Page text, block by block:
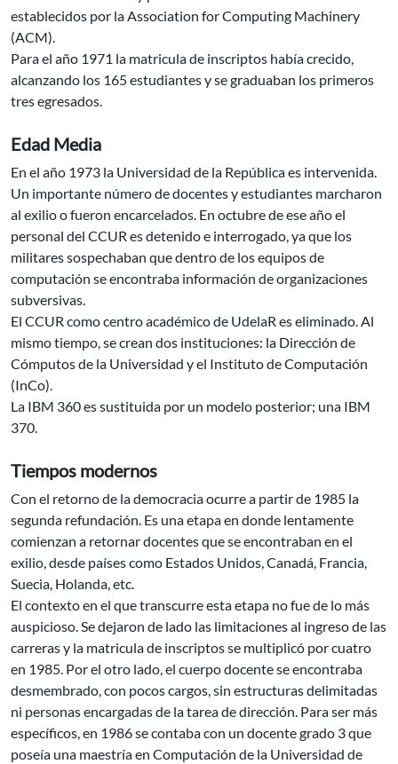
establecidos por la Association for Computing Machinery
(ACM).
Para el año 1971 la matricula de inscriptos había crecido,
alcanzando los 165 estudiantes y se graduaban los primeros
tres egresados.
Edad Media
En el año 1973 la Universidad de la República es intervenida.
Un importante número de docentes y estudiantes marcharon
al exilio o fueron encarcelados. En octubre de ese año el
personal del CCUR es detenido e interrogado, ya que los
militares sospechaban que dentro de los equipos de
computación se encontraba información de organizaciones
subversivas.
El CCUR como centro académico de UdelaR es eliminado. Al
mismo tiempo, se crean dos instituciones: la Dirección de
Cómputos de la Universidad y el Instituto de Computación
(InCo).
La IBM 360 es sustituida por un modelo posterior; una IBM
370.
Tiempos modernos
Con el retorno de la democracia ocurre a partir de 1985 la
segunda refundación. Es una etapa en donde lentamente
comienzan a retornar docentes que se encontraban en el
exilio, desde países como Estados Unidos, Canadá, Francia,
Suecia, Holanda, etc.
El contexto en el que transcurre esta etapa no fue de lo más
auspicioso. Se dejaron de lado las limitaciones al ingreso de las
carreras y la matricula de inscriptos se multiplicó por cuatro
en 1985. Por el otro lado, el cuerpo docente se encontraba
desmembrado, con pocos cargos, sin estructuras delimitadas
ni personas encargadas de la tarea de dirección. Para ser más
específicos, en 1986 se contaba con un docente grado 3 que
poseía una maestría en Computación de la Universidad de